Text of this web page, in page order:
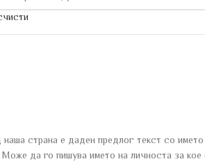
страна е даден предлог текст со името
да го пишува името на личноста за